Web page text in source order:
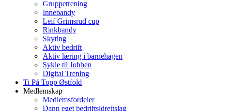
Gruppetrening
Innebandy
Leif Grimsrud cup
Rinkbandy
Skyting
Aktiv bedrift
Aktiv læring i barnehagen
Sykle til Jobben
Digital Trening
Ti På Topp Østfold
Medlemskap
Medlemsfordeler
Dann eget bedriftsidrettslag